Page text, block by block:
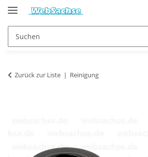
Zurück zur Liste Reinigung